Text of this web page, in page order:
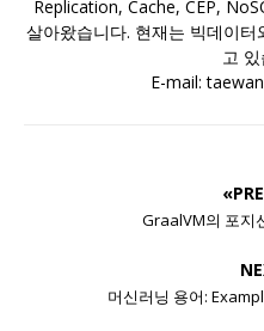
Replication, Cache, CEP,
살아왔습니다. 현재는 빅데이
고
E-mail:
GraalVM의 포지
머신러닝 용어: